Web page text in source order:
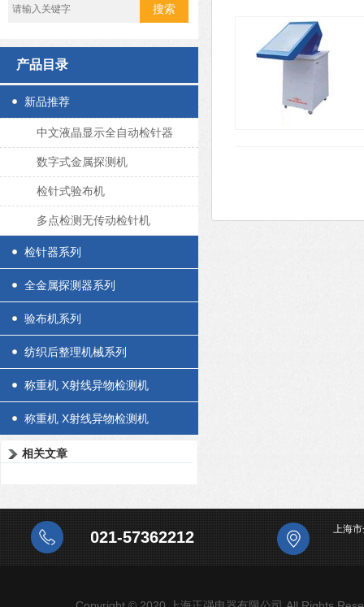
产品目录
新品推荐
中文液晶显示全自动检针器
数字式金属探测机
检针式验布机
多点检测无传动检针机
检针器系列
全金属探测器系列
验布机系列
纺织后整理机械系列
称重机 X射线异物检测机
称重机 X射线异物检测机
相关文章
021-57362212 上海